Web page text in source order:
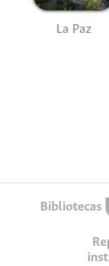
La Paz
Bibliotecas